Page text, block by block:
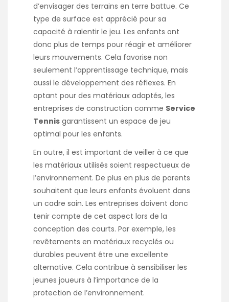
d’envisager des terrains en terre battue. Ce
type de surface est apprécié pour sa
capacité à ralentir le jeu. Les enfants ont
donc plus de temps pour réagir et améliorer
leurs mouvements. Cela favorise non
seulement l’apprentissage technique, mais
aussi le développement des réflexes. En
optant pour des matériaux adaptés, les
entreprises de construction comme Service
Tennis garantissent un espace de jeu
optimal pour les enfants.
En outre, il est important de veiller à ce que
les matériaux utilisés soient respectueux de
l’environnement. De plus en plus de parents
souhaitent que leurs enfants évoluent dans
un cadre sain. Les entreprises doivent donc
tenir compte de cet aspect lors de la
conception des courts. Par exemple, les
revêtements en matériaux recyclés ou
durables peuvent être une excellente
alternative. Cela contribue à sensibiliser les
jeunes joueurs à l’importance de la
protection de l’environnement.